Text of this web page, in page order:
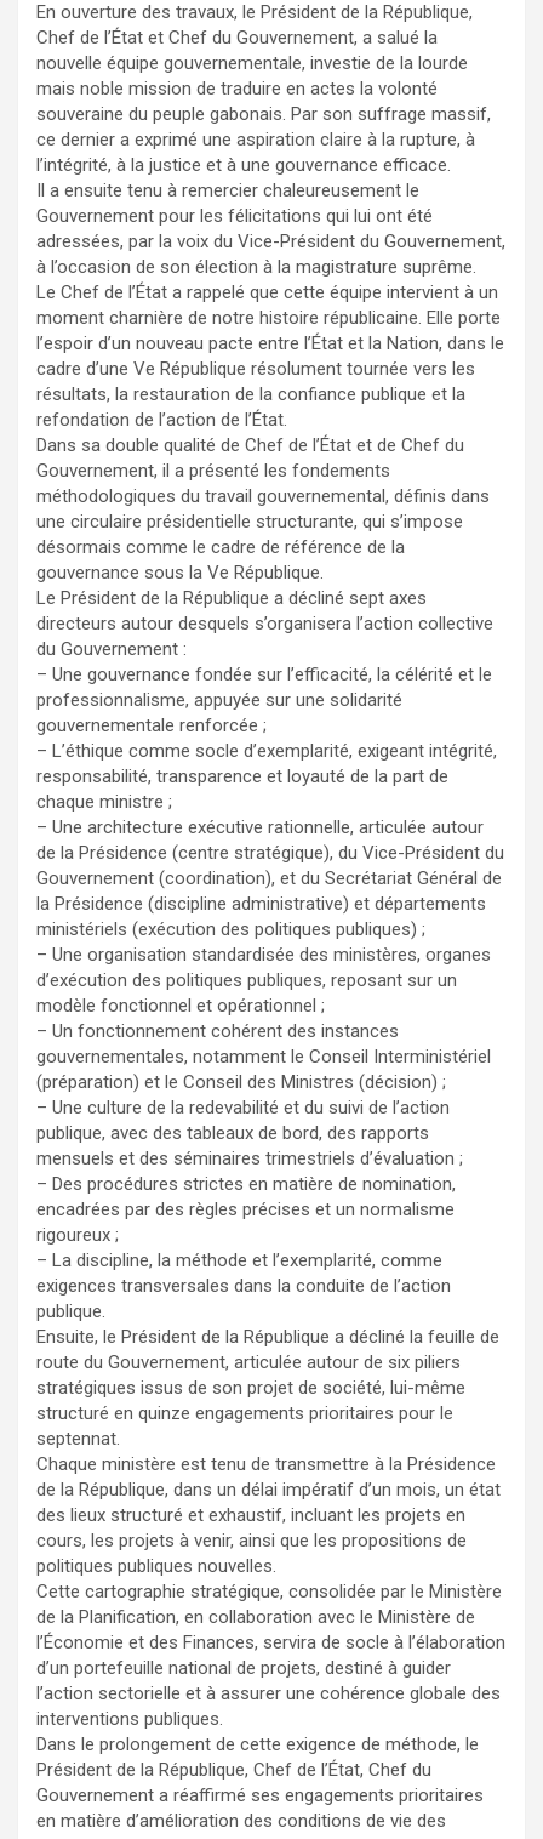
En ouverture des travaux, le Président de la République,
Chef de l’État et Chef du Gouvernement, a salué la
nouvelle équipe gouvernementale, investie de la lourde
mais noble mission de traduire en actes la volonté
souveraine du peuple gabonais. Par son suffrage massif,
ce dernier a exprimé une aspiration claire à la rupture, à
l’intégrité, à la justice et à une gouvernance efficace.
Il a ensuite tenu à remercier chaleureusement le
Gouvernement pour les félicitations qui lui ont été
adressées, par la voix du Vice-Président du Gouvernement,
à l’occasion de son élection à la magistrature suprême.
Le Chef de l’État a rappelé que cette équipe intervient à un
moment charnière de notre histoire républicaine. Elle porte
l’espoir d’un nouveau pacte entre l’État et la Nation, dans le
cadre d’une Ve République résolument tournée vers les
résultats, la restauration de la confiance publique et la
refondation de l’action de l’État.
Dans sa double qualité de Chef de l’État et de Chef du
Gouvernement, il a présenté les fondements
méthodologiques du travail gouvernemental, définis dans
une circulaire présidentielle structurante, qui s’impose
désormais comme le cadre de référence de la
gouvernance sous la Ve République.
Le Président de la République a décliné sept axes
directeurs autour desquels s’organisera l’action collective
du Gouvernement :
– Une gouvernance fondée sur l’efficacité, la célérité et le
professionnalisme, appuyée sur une solidarité
gouvernementale renforcée ;
– L’éthique comme socle d’exemplarité, exigeant intégrité,
responsabilité, transparence et loyauté de la part de
chaque ministre ;
– Une architecture exécutive rationnelle, articulée autour
de la Présidence (centre stratégique), du Vice-Président du
Gouvernement (coordination), et du Secrétariat Général de
la Présidence (discipline administrative) et départements
ministériels (exécution des politiques publiques) ;
– Une organisation standardisée des ministères, organes
d’exécution des politiques publiques, reposant sur un
modèle fonctionnel et opérationnel ;
– Un fonctionnement cohérent des instances
gouvernementales, notamment le Conseil Interministériel
(préparation) et le Conseil des Ministres (décision) ;
– Une culture de la redevabilité et du suivi de l’action
publique, avec des tableaux de bord, des rapports
mensuels et des séminaires trimestriels d’évaluation ;
– Des procédures strictes en matière de nomination,
encadrées par des règles précises et un normalisme
rigoureux ;
– La discipline, la méthode et l’exemplarité, comme
exigences transversales dans la conduite de l’action
publique.
Ensuite, le Président de la République a décliné la feuille de
route du Gouvernement, articulée autour de six piliers
stratégiques issus de son projet de société, lui-même
structuré en quinze engagements prioritaires pour le
septennat.
Chaque ministère est tenu de transmettre à la Présidence
de la République, dans un délai impératif d’un mois, un état
des lieux structuré et exhaustif, incluant les projets en
cours, les projets à venir, ainsi que les propositions de
politiques publiques nouvelles.
Cette cartographie stratégique, consolidée par le Ministère
de la Planification, en collaboration avec le Ministère de
l’Économie et des Finances, servira de socle à l’élaboration
d’un portefeuille national de projets, destiné à guider
l’action sectorielle et à assurer une cohérence globale des
interventions publiques.
Dans le prolongement de cette exigence de méthode, le
Président de la République, Chef de l’État, Chef du
Gouvernement a réaffirmé ses engagements prioritaires
en matière d’amélioration des conditions de vie des